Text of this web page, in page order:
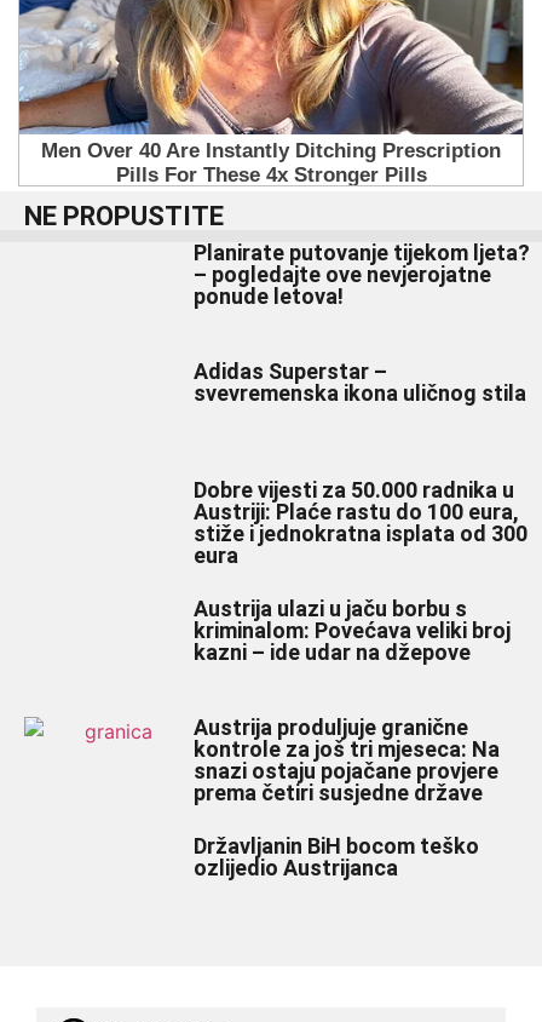
NE PROPUSTITE
Planirate putovanje tijekom ljeta?
– pogledajte ove nevjerojatne
ponude letova!
Adidas Superstar –
svevremenska ikona uličnog stila
Dobre vijesti za 50.000 radnika u
Austriji: Plaće rastu do 100 eura,
stiže i jednokratna isplata od 300
eura
Austrija ulazi u jaču borbu s
kriminalom: Povećava veliki broj
kazni – ide udar na džepove
Austrija produljuje granične
kontrole za još tri mjeseca: Na
snazi ostaju pojačane provjere
prema četiri susjedne države
Državljanin BiH bocom teško
ozlijedio Austrijanca